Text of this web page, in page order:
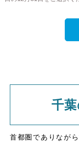
千
首都圏でありなが